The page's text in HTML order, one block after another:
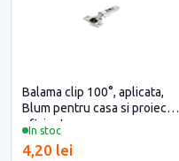
In stoc
Balama clip 100°, aplicata,
Blum pentru casa si proiecte
eficiente
4,20 lei